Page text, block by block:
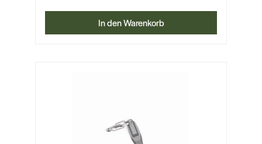
In den Warenkorb